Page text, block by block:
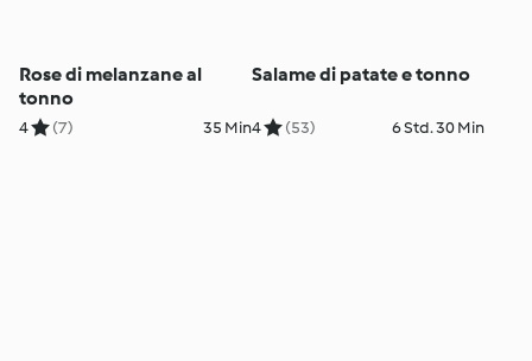
Rose di melanzane al
tonno
4 (7) 35 Min
Salame di patate e tonno
4 (53) 6 Std. 30 Min